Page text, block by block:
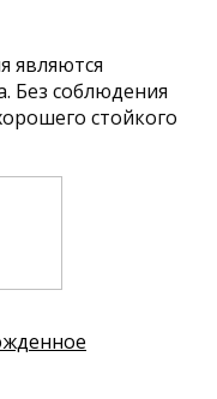
являются
Без соблюдения
стойкого